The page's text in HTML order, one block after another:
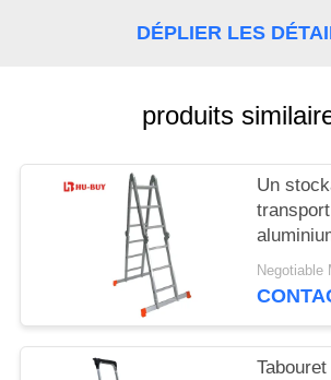
CITATIONDÉPLIER LES
produits
Un
durables
4x3 de
Negotiable